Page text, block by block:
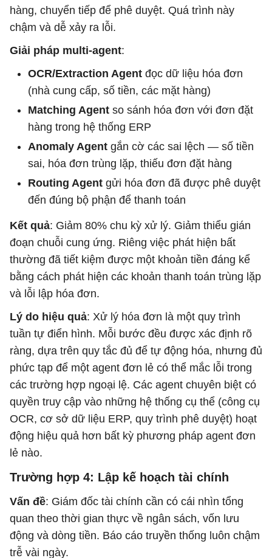
hàng, chuyển tiếp để phê duyệt. Quá trình này
chậm và dễ xảy ra lỗi.
Giải pháp multi-agent:
OCR/Extraction Agent đọc dữ liệu hóa đơn
(nhà cung cấp, số tiền, các mặt hàng)
Matching Agent so sánh hóa đơn với đơn đặt
hàng trong hệ thống ERP
Anomaly Agent gắn cờ các sai lệch — số tiền
sai, hóa đơn trùng lặp, thiếu đơn đặt hàng
Routing Agent gửi hóa đơn đã được phê duyệt
đến đúng bộ phận để thanh toán
Kết quả: Giảm 80% chu kỳ xử lý. Giảm thiểu gián
đoạn chuỗi cung ứng. Riêng việc phát hiện bất
thường đã tiết kiệm được một khoản tiền đáng kể
bằng cách phát hiện các khoản thanh toán trùng lặp
và lỗi lập hóa đơn.
Lý do hiệu quả: Xử lý hóa đơn là một quy trình
tuần tự điển hình. Mỗi bước đều được xác định rõ
ràng, dựa trên quy tắc đủ để tự động hóa, nhưng đủ
phức tạp để một agent đơn lẻ có thể mắc lỗi trong
các trường hợp ngoại lệ. Các agent chuyên biệt có
quyền truy cập vào những hệ thống cụ thể (công cụ
OCR, cơ sở dữ liệu ERP, quy trình phê duyệt) hoạt
động hiệu quả hơn bất kỳ phương pháp agent đơn
lẻ nào.
Trường hợp 4: Lập kế hoạch tài chính
Vấn đề: Giám đốc tài chính cần có cái nhìn tổng
quan theo thời gian thực về ngân sách, vốn lưu
động và dòng tiền. Báo cáo truyền thống luôn chậm
trễ vài ngày.